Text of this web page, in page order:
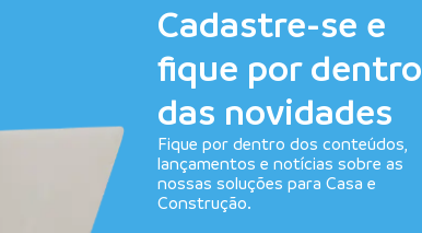
Cadastre-se e
fique por dentro
das novidades
Fique por dentro dos conteúdos,
lançamentos e notícias sobre as
nossas soluções para Casa e
Construção.